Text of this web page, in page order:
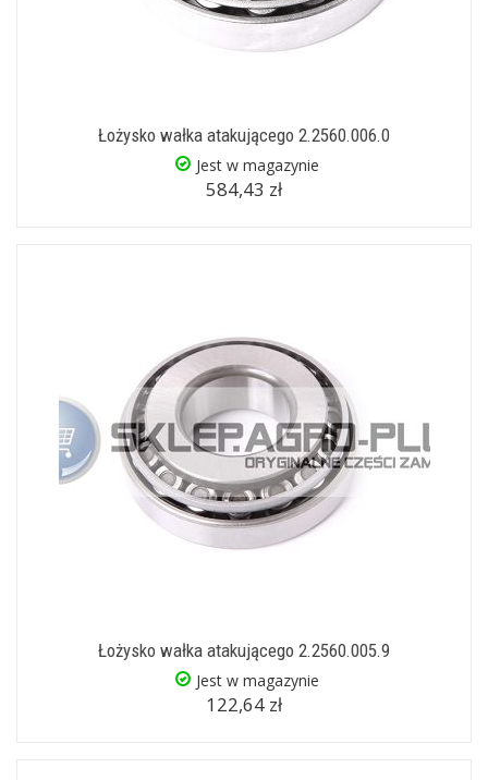
Łożysko wałka atakującego 2.2560.006.0
Jest w magazynie
584,43 zł
Łożysko wałka atakującego 2.2560.005.9
Jest w magazynie
122,64 zł